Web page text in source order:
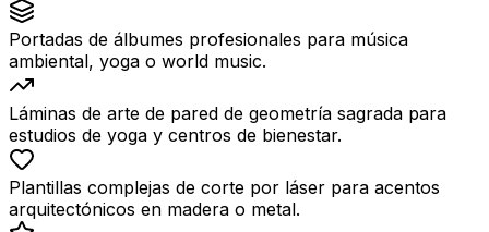
Portadas de álbumes profesionales para música
ambiental, yoga o world music.
Láminas de arte de pared de geometría sagrada para
estudios de yoga y centros de bienestar.
Plantillas complejas de corte por láser para acentos
arquitectónicos en madera o metal.